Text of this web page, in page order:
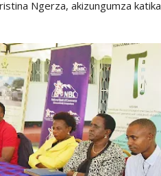
Ngerza, akizungumza katika